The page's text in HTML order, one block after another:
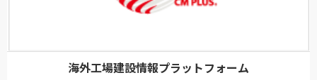
海外工場建設情報プラットフォーム